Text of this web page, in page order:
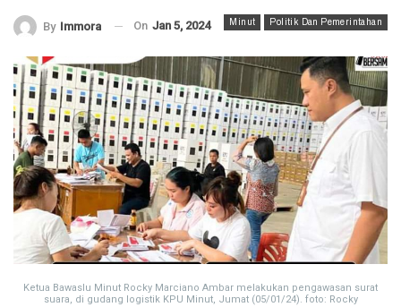
Minut Politik Dan Pemerintahan
By Immora On Jan 5, 2024
Ketua Bawaslu Minut Rocky Marciano Ambar melakukan pengawasan surat
suara, di gudang logistik KPU Minut, Jumat (05/01/24). foto: Rocky